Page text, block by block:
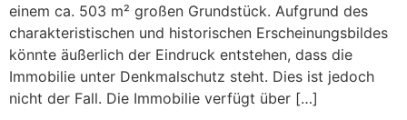
einem ca. 503 m² großen Grundstück. Aufgrund des
charakteristischen und historischen Erscheinungsbildes
könnte äußerlich der Eindruck entstehen, dass die
Immobilie unter Denkmalschutz steht. Dies ist jedoch
nicht der Fall. Die Immobilie verfügt über […]